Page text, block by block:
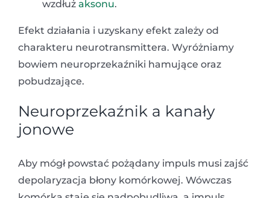
wzdłuż aksonu.
Efekt działania i uzyskany efekt zależy od
charakteru neurotransmittera. Wyróżniamy
bowiem neuroprzekaźniki hamujące oraz
pobudzające.
Neuroprzekaźnik a kanały
jonowe
Aby mógł powstać pożądany impuls musi zajść
depolaryzacja błony komórkowej. Wówczas